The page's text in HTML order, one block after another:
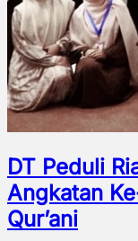
DT Peduli
Angkatan
Qur’ani